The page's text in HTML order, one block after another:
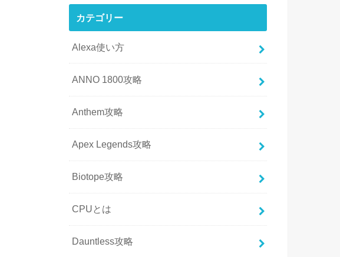
カテゴリー
Alexa使い方
ANNO 1800攻略
Anthem攻略
Apex Legends攻略
Biotope攻略
CPUとは
Dauntless攻略